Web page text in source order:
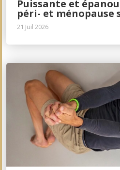
Puissante et
péri- et
21 Juil 2026